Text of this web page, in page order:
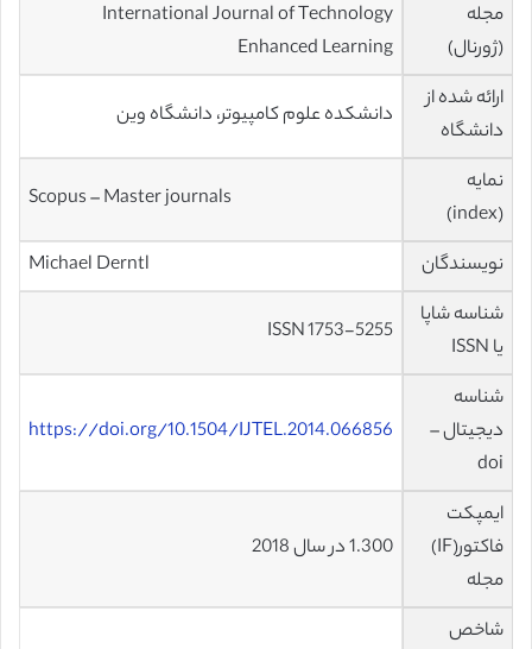
مجله
(ژورنال)
International Journal of Technology
Enhanced Learning
ارائه شده از
دانشگاه
دانشکده علوم کامپیوتر، دانشگاه وین
نمایه
(index)
نویسندگان
Michael Derntl
شناسه شاپا
یا ISSN
ISSN 1753-5255
شناسه
دیجیتال –
doi
https://doi.org/10.1504/IJTEL.2014.066856
ایمپکت
فاکتور(IF)
مجله
1.300 در سال 2018
شاخص